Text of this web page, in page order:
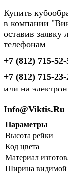
Купить
в компании
оставив
телефонам
+7 (812) 715-52-
+7 (812) 715-23-
или на
Info@Viktis.Ru
Параметры
Высота рейки
Код цвета
Материал
Ширина видимой